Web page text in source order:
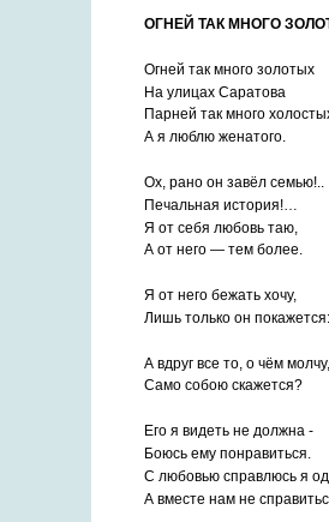
ОГНЕЙ ТАК МНОГО
Огней так много золотых
На улицах Саратова
Парней так много
А я люблю женатого.
Ох, рано он завёл семью!..
Печальная история!…
Я от себя любовь таю,
А от него — тем более.
Я от него бежать хочу,
Лишь только он покажется:
А вдруг все то, о чём молчу,
Само собою скажется?
Его я видеть не должна -
Боюсь ему понравиться.
С любовью справлюсь я
А вместе нам не